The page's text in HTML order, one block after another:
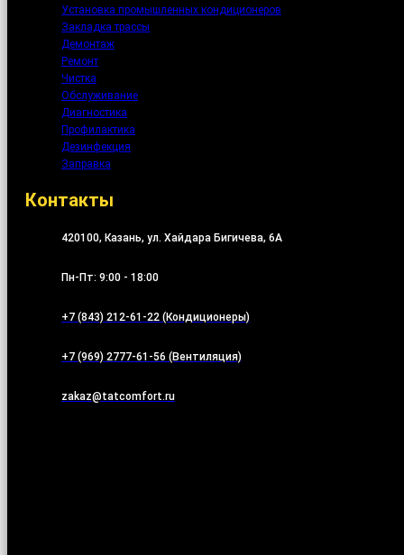
Установка промышленных кондиционеров
Закладка трассы
Демонтаж
Ремонт
Чистка
Обслуживание
Диагностика
Профилактика
Дезинфекция
Заправка
Контакты
420100, Казань, ул. Хайдара Бигичева, 6А
Пн-Пт: 9:00 - 18:00
+7 (843) 212-61-22 (Кондиционеры)
+7 (969) 2777-61-56 (Вентиляция)
zakaz@tatcomfort.ru